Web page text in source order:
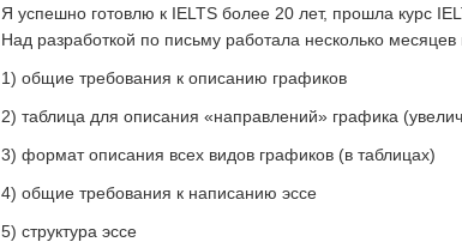
Я успешно готовлю к IELTS более 20 лет, прошла курс
Над разработкой по письму работала несколько
1) общие требования к описанию графиков
2) таблица для описания «направлений» графика
3) формат описания всех видов графиков (в таблицах)
4) общие требования к написанию эссе
5) структура эссе